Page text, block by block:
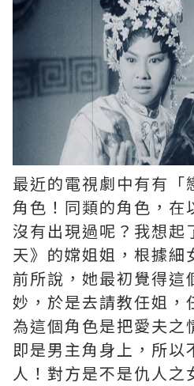
最近的電視劇中有有「
角色！同類的角色，在
沒有出現過呢？我想起
天》的嫦姐姐，根據細
前所說，她最初覺得這
妙，於是去請教任姐，
為這個角色是把愛夫之
即是男主角身上，所以
人！對方是不是仇人之